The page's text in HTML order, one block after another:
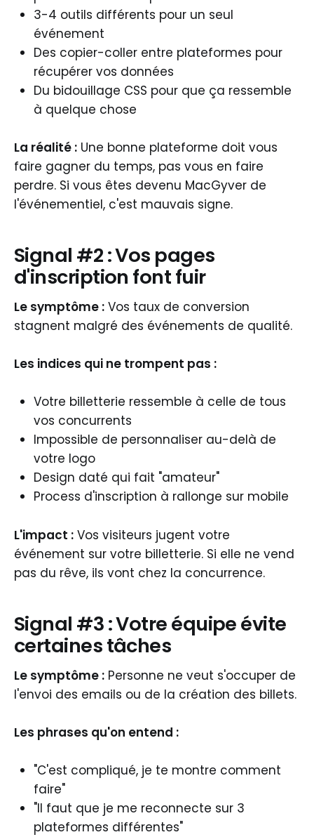
3-4 outils différents pour un seul
événement
Des copier-coller entre plateformes pour
récupérer vos données
Du bidouillage CSS pour que ça ressemble
à quelque chose
La réalité : Une bonne plateforme doit vous
faire gagner du temps, pas vous en faire
perdre. Si vous êtes devenu MacGyver de
l'événementiel, c'est mauvais signe.
Signal #2 : Vos pages
d'inscription font fuir
Le symptôme : Vos taux de conversion
stagnent malgré des événements de qualité.
Les indices qui ne trompent pas :
Votre billetterie ressemble à celle de tous
vos concurrents
Impossible de personnaliser au-delà de
votre logo
Design daté qui fait "amateur"
Process d'inscription à rallonge sur mobile
L'impact : Vos visiteurs jugent votre
événement sur votre billetterie. Si elle ne vend
pas du rêve, ils vont chez la concurrence.
Signal #3 : Votre équipe évite
certaines tâches
Le symptôme : Personne ne veut s'occuper de
l'envoi des emails ou de la création des billets.
Les phrases qu'on entend :
"C'est compliqué, je te montre comment
faire"
"Il faut que je me reconnecte sur 3
plateformes différentes"